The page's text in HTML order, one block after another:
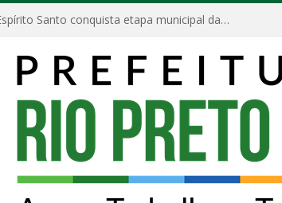
Escola Municipal Divino Espírito Santo conquista etapa municipal da V Feira Amazonense de Matemática